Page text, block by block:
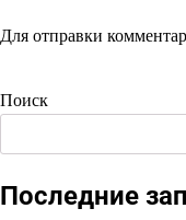
Для отправки
Поиск
Последние